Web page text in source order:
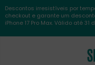
Descontos irresistíveis por
checkout e garante um
iPhone 17 Pro Max. Válido até 31